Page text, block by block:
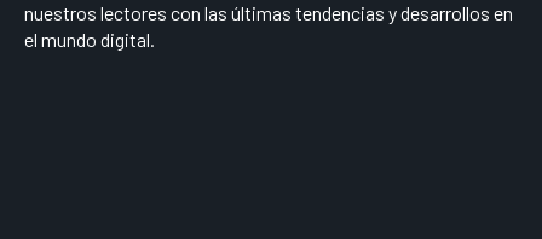
nuestros lectores con las últimas tendencias y desarrollos en
el mundo digital.